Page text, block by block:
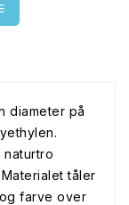
diameter på
tåler
farve over